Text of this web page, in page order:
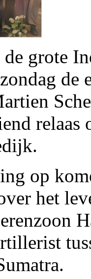
de grote
de
relaas
op
het